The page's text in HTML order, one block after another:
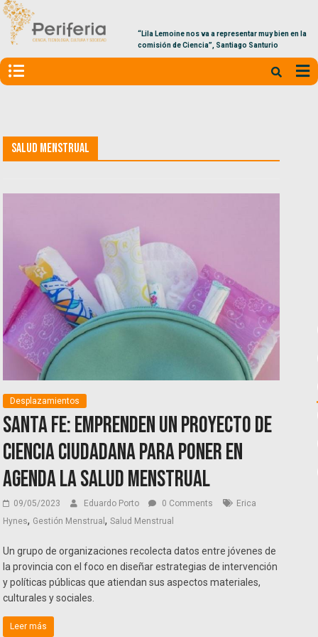
“Lila Lemoine nos va a representar muy bien en la
comisión de Ciencia”, Santiago Santurio
Salud Menstrual
Desplazamientos
Santa Fe: emprenden un proyecto de
ciencia ciudadana para poner en
agenda la salud menstrual
09/05/2023 Eduardo Porto 0 Comments
Erica
Hynes, Gestión Menstrual,Salud Menstrual
Un grupo de organizaciones recolecta datos entre jóvenes de
la provincia con el foco en diseñar estrategias de intervención
y políticas públicas que atiendan sus aspectos materiales,
culturales y sociales.
Leer más